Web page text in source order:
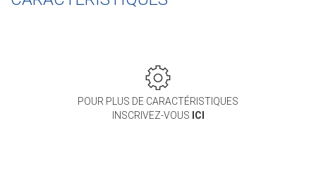
POUR PLUS DE CARACTÉRISTIQUES
INSCRIVEZ-VOUS ICI